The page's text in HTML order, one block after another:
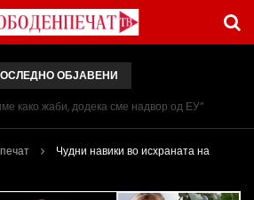
ОБЈАВЕНИ
како жаби, додека сме надвор од ЕУ“
Чудни навики во исхраната на